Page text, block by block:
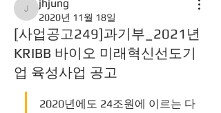
jhjung
jhjung
2020년 11월 18일
[사업공고249]과기부_2021년
KRIBB 바이오 미래혁신선도기
업 육성사업 공고
2020년에도 24조원에 이르는 다